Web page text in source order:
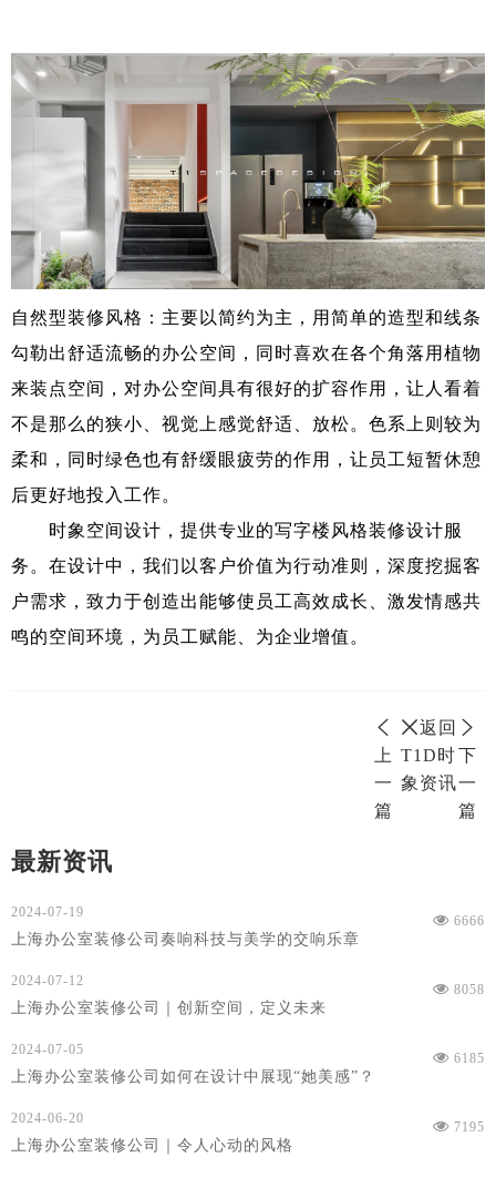
自然型装修风格：主要以简约为主，用简单的造型和线条
勾勒出舒适流畅的办公空间，同时喜欢在各个角落用植物
来装点空间，对办公空间具有很好的扩容作用，让人看着
不是那么的狭小、视觉上感觉舒适、放松。色系上则较为
柔和，同时绿色也有舒缓眼疲劳的作用，让员工短暂休憩
后更好地投入工作。
时象空间设计 ，提供专业的写字楼风格装修设计服
务。在设计中，我们以客户价值为行动准则，深度挖掘客
户需求，致力于创造出能够使员工高效成长、激发情感共
鸣的空间环境，为员工赋能、为企业增值。
上
一
篇
返回
T1D时
象资讯
下
一
篇
最新资讯
2024-07-19
6666
上海办公室装修公司奏响科技与美学的交响乐章
2024-07-12
8058
上海办公室装修公司｜创新空间，定义未来
2024-07-05
6185
上海办公室装修公司如何在设计中展现“她美感”？
2024-06-20
7195
上海办公室装修公司｜令人心动的风格